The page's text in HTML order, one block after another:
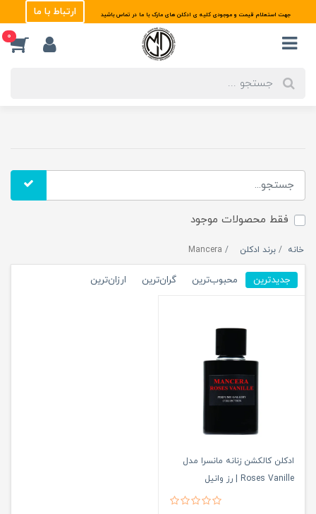
جهت استعلام قیمت و موجودی کلیه ی ادکلن های مارک با ما در تماس باشید ارتباط با ما
0
فقط محصولات موجود
خانه برند ادکلن Mancera
جدیدترین محبوب‌ترین گران‌ترین ارزان‌ترین
ادکلن کالکشن زنانه مانسرا مدل
Roses Vanille | رز وانیل